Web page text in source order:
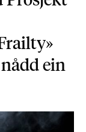
ein